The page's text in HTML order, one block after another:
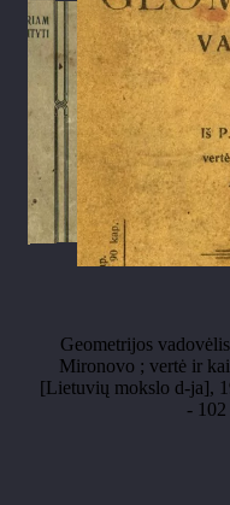
Geometrijos
Mironovo ; vertė ir
[Lietuvių mokslo d-ja],
-